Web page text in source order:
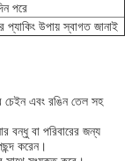
পরে
প্যাকিং উপায় স্বাগত জানাই
এবং রঙিন তেল সহ
বন্ধু বা পরিবারের জন্য
করেন।